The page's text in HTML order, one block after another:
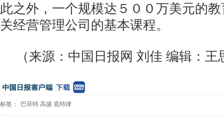
此之外，一个规模达５００万美元的
关经营管理公司的基本课程。
（来源：中国日报网 刘佳 编辑：王
标签： 巴菲特 高盛 底特律